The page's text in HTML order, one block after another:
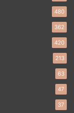
480
362
420
213
63
47
37